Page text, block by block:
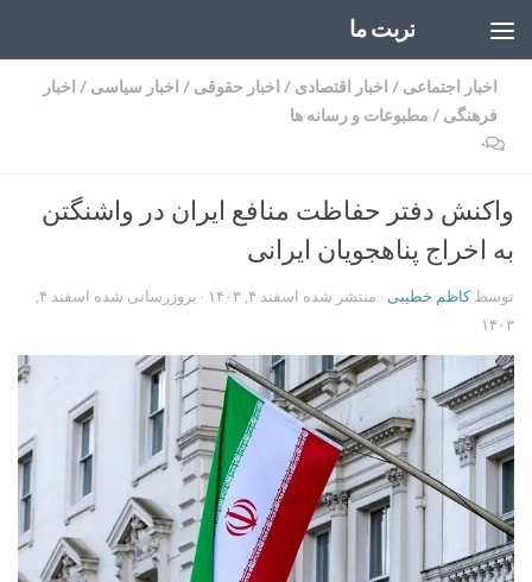
تربت ما
اخبار اجتماعی / اخبار اقتصادی / اخبار حقوقی / اخبار سیاسی / اخبار
فرهنگی / مطبوعات و رسانه ها
۰
واکنش دفتر حفاظت منافع ایران در واشنگتن
به اخراج پناهجویان ایرانی
توسطکاظم خطیبی · منتشر شده اسفند ۴, ۱۴۰۳ · بروزرسانی شده
اسفند ۴,
۱۴۰۳